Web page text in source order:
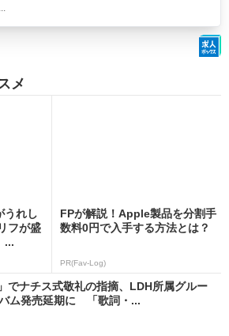
メ
うれし
フが盛
...
FPが解説！Apple製品を分割手
数料0円で入手する方法とは？
PR(Fav-Log)
でナチス式敬礼の指摘、LDH所属グルー
ム発売延期に 「歌詞・...